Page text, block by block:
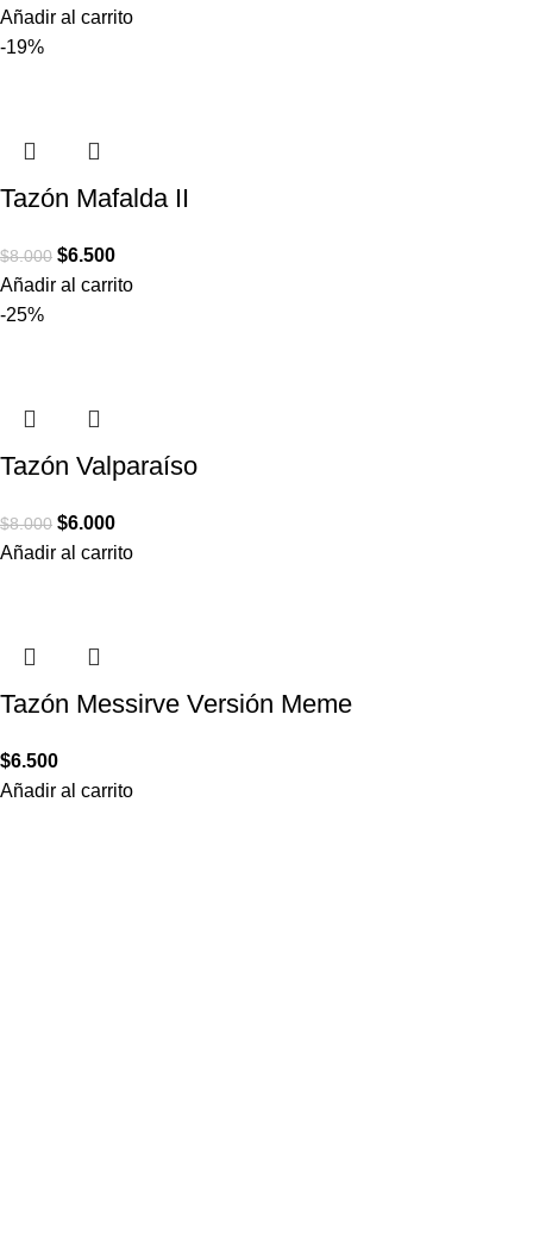
Añadir al carrito
-19%
Tazón Mafalda II
$8.000 $6.500
Añadir al carrito
-25%
Tazón Valparaíso
$8.000 $6.000
Añadir al carrito
Tazón Messirve Versión Meme
$6.500
Añadir al carrito